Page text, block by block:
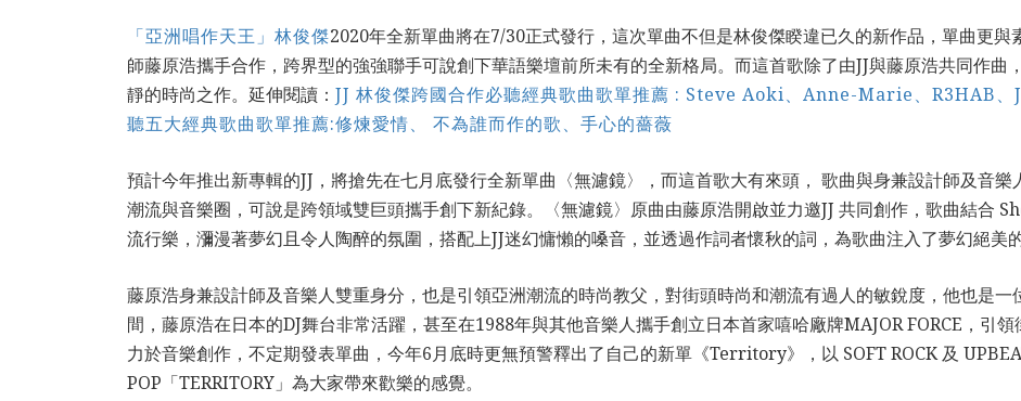
「亞洲唱作天王」林俊傑2020年全新單曲將在7/30正式發行，這次單曲不但是林俊傑睽違已久的新作品，單曲更
師藤原浩攜手合作，跨界型的強強聯手可說創下華語樂壇前所未有的全新格局。而這首歌除了由JJ與藤原浩共同作曲
靜的時尚之作。延伸閱讀： JJ 林俊傑跨國合作必聽經典歌曲歌單推薦 : Steve Aoki、Anne-Marie、R3HAB、
聽五大經典歌曲歌單推薦:修煉愛情、 不為誰而作的歌、手心的薔薇
預計今年推出新專輯的JJ，將搶先在七月底發行全新單曲〈無濾鏡〉，而這首歌大有來頭， 歌曲與身兼設計師及音
潮流與音樂圈，可說是跨領域雙巨頭攜手創下新紀錄。〈無濾鏡〉原曲由藤原浩開啟並力邀JJ 共同創作，歌曲結合
流行樂，瀰漫著夢幻且令人陶醉的氛圍，搭配上JJ迷幻慵懶的嗓音，並透過作詞者懷秋的詞，為歌曲注入了夢幻絕美的
藤原浩身兼設計師及音樂人雙重身分，也是引領亞洲潮流的時尚教父，對街頭時尚和潮流有過人的敏銳度，他也是
間，藤原浩在日本的DJ舞台非常活躍，甚至在1988年與其他音樂人攜手創立日本首家嘻哈廠牌MAJOR FORCE，引
力於音樂創作，不定期發表單曲，今年6月底時更無預警釋出了自己的新單《Territory》，以 SOFT ROCK 及
POP「TERRITORY」為大家帶來歡樂的感覺。